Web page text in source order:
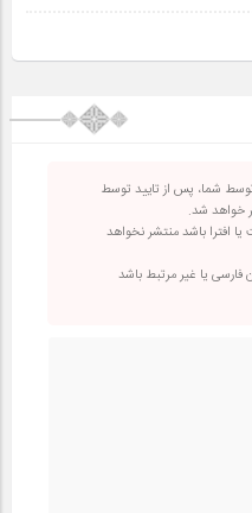
شما، پس از تایید توسط
خواهد شد.
افترا باشد منتشر نخواهد
فارسی یا غیر مرتبط باشد